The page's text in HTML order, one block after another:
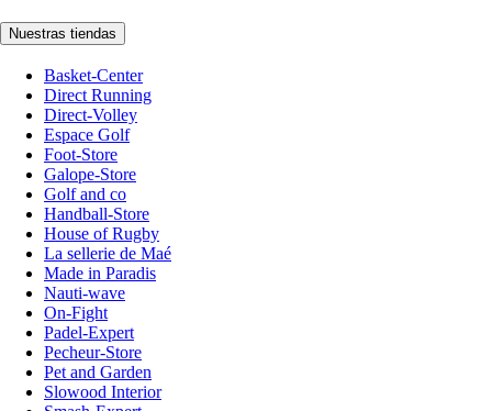
Nuestras tiendas
Basket-Center
Direct Running
Direct-Volley
Espace Golf
Foot-Store
Galope-Store
Golf and co
Handball-Store
House of Rugby
La sellerie de Maé
Made in Paradis
Nauti-wave
On-Fight
Padel-Expert
Pecheur-Store
Pet and Garden
Slowood Interior